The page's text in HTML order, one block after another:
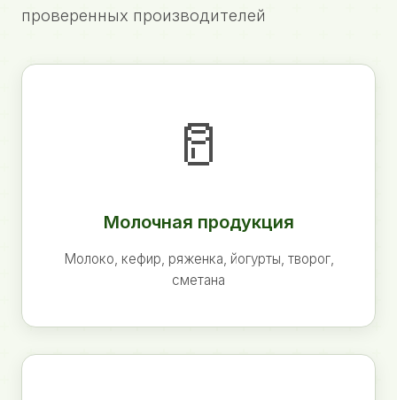
проверенных производителей
🥛
Молочная продукция
Молоко, кефир, ряженка, йогурты, творог,
сметана